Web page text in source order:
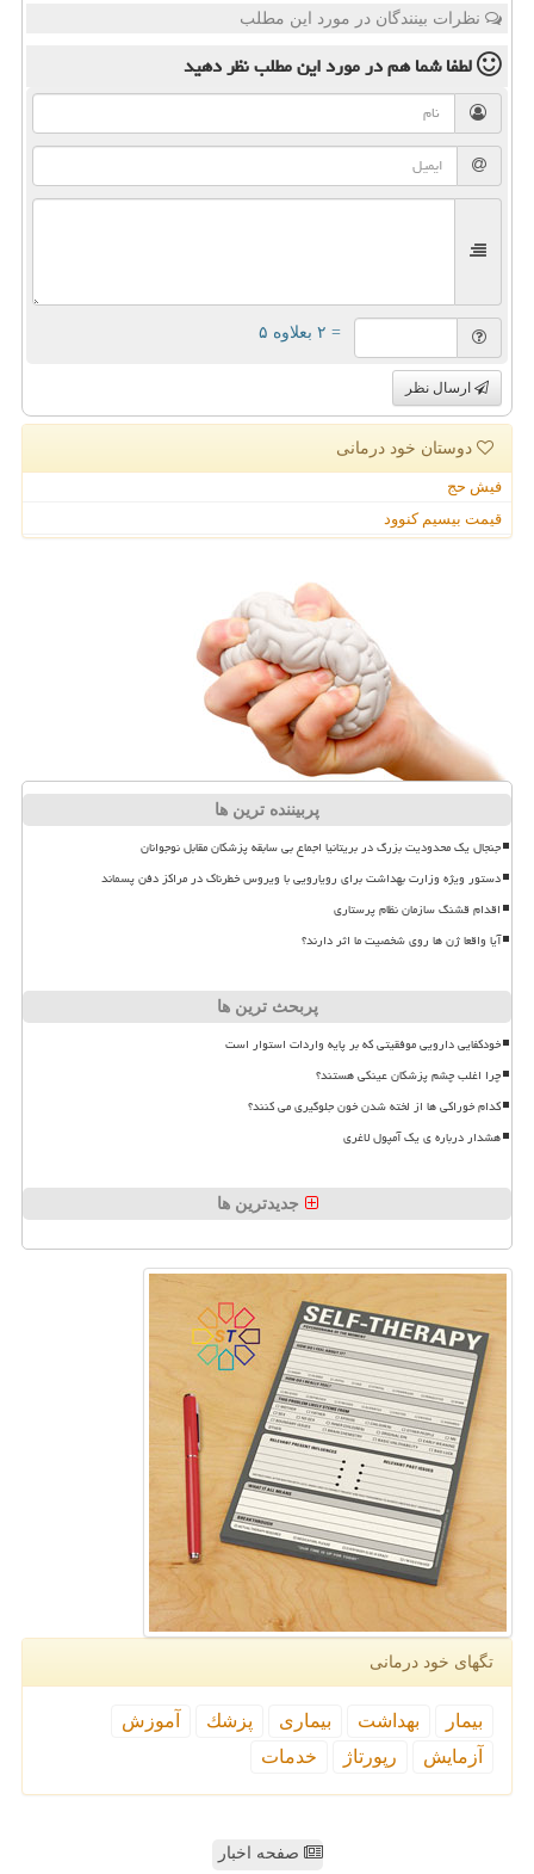
نظرات بینندگان در مورد این مطلب
لطفا شما همدر مورد این مطلبنظر دهید
= ۲ بعلاوه ۵
ارسال نظر
دوستان خود درمانی
فیش حج
قیمت بیسیم کنوود
پربیننده ترین ها
جنجال یک محدودیت بزرگ در بریتانیا اجماع بی سابقه پزشکان مقابل نوجوانان
دستور ویژه وزارت بهداشت برای رویارویی با ویروس خطرناک در مراکز دفن پسماند
اقدام قشنگ سازمان نظام پرستاری
آیا واقعا ژن ها روی شخصیت ما اثر دارند؟
پربحث ترین ها
خودکفایی دارویی موفقیتی که بر پایه واردات استوار است
چرا اغلب چشم پزشکان عینکی هستند؟
کدام خوراکی ها از لخته شدن خون جلوگیری می کنند؟
هشدار درباره ی یک آمپول لاغری
جدیدترین ها
تگهای خود درمانی
بیمار بهداشت بیماری پزشك
آموزش
آزمایش
رپورتاژ خدمات
صفحه اخبار